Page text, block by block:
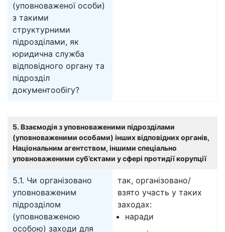
(уповноваженої особи)
з такими
структурними
підрозділами, як
юридична служба
відповідного органу та
підрозділ
документообігу?
5. Взаємодія з уповноваженими підрозділами
(уповноваженими особами) інших відповідних органів,
Національним агентством, іншими спеціально
уповноваженими суб’єктами у сфері протидії корупції
5.1. Чи організовано
уповноваженим
підрозділом
(уповноваженою
особою) заходи для
так, організовано/
взято участь у таких
заходах:
наради